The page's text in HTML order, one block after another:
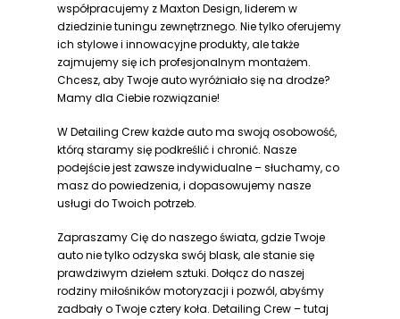
współpracujemy z Maxton Design, liderem w
dziedzinie tuningu zewnętrznego. Nie tylko oferujemy
ich stylowe i innowacyjne produkty, ale także
zajmujemy się ich profesjonalnym montażem.
Chcesz, aby Twoje auto wyróżniało się na drodze?
Mamy dla Ciebie rozwiązanie!
W Detailing Crew każde auto ma swoją osobowość,
którą staramy się podkreślić i chronić. Nasze
podejście jest zawsze indywidualne – słuchamy, co
masz do powiedzenia, i dopasowujemy nasze
usługi do Twoich potrzeb.
Zapraszamy Cię do naszego świata, gdzie Twoje
auto nie tylko odzyska swój blask, ale stanie się
prawdziwym dziełem sztuki. Dołącz do naszej
rodziny miłośników motoryzacji i pozwól, abyśmy
zadbały o Twoje cztery koła. Detailing Crew – tutaj